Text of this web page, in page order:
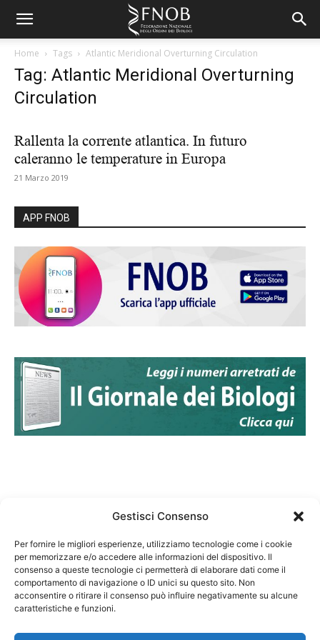
Gestisci Consenso
Per fornire le migliori esperienze, utilizziamo tecnologie come i cookie
per memorizzare e/o accedere alle informazioni del dispositivo. Il
consenso a queste tecnologie ci permetterà di elaborare dati come il
comportamento di navigazione o ID unici su questo sito. Non
acconsentire o ritirare il consenso può influire negativamente su alcune
caratteristiche e funzioni.
Home Tags Atlantic Meridional Overturning Circulation
Tag: Atlantic Meridional Overturning
Circulation
Rallenta la corrente atlantica. In futuro
caleranno le temperature in Europa
21 Marzo 2019
APP FNOB
Federazione Nazionale Degli Ordini dei Biologi:
codice fiscale 80069130583
Responsabile sito internet www.fnob.it: Vincenzo